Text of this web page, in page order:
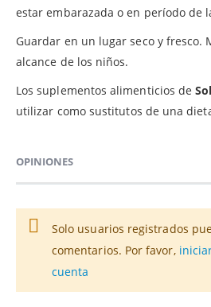
estar embarazada o en período de
Guardar en un lugar seco y fresco.
alcance de los niños.
Los suplementos alimenticios de
utilizar como sustitutos de una
OPINIONES
Solo usuarios registrados
comentarios. Por favor,
cuenta